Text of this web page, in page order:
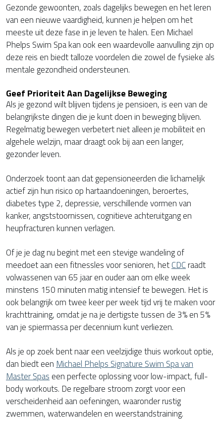
Gezonde gewoonten, zoals dagelijks bewegen en het leren
van een nieuwe vaardigheid, kunnen je helpen om het
meeste uit deze fase in je leven te halen. Een Michael
Phelps Swim Spa kan ook een waardevolle aanvulling zijn op
deze reis en biedt talloze voordelen die zowel de fysieke als
mentale gezondheid ondersteunen.
Geef Prioriteit Aan Dagelijkse Beweging
Als je gezond wilt blijven tijdens je pensioen, is een van de
belangrijkste dingen die je kunt doen in beweging blijven.
Regelmatig bewegen verbetert niet alleen je mobiliteit en
algehele welzijn, maar draagt ook bij aan een langer,
gezonder leven.
Onderzoek toont aan dat gepensioneerden die lichamelijk
actief zijn hun risico op hartaandoeningen, beroertes,
diabetes type 2, depressie, verschillende vormen van
kanker, angststoornissen, cognitieve achteruitgang en
heupfracturen kunnen verlagen.
Of je je dag nu begint met een stevige wandeling of
meedoet aan een fitnessles voor senioren, hetCDCraadt
volwassenen van 65 jaar en ouder aan om elke week
minstens 150 minuten matig intensief te bewegen. Het is
ook belangrijk om twee keer per week tijd vrij te maken voor
krachttraining, omdat je na je dertigste tussen de 3% en 5%
van je spiermassa per decennium kunt verliezen.
Als je op zoek bent naar een veelzijdige thuis workout optie,
dan biedt een Michael Phelps Signature Swim Spa van
Master Spas een perfecte oplossing voor low-impact, full-
body workouts. De regelbare stroom zorgt voor een
verscheidenheid aan oefeningen, waaronder rustig
zwemmen, waterwandelen en weerstandstraining.